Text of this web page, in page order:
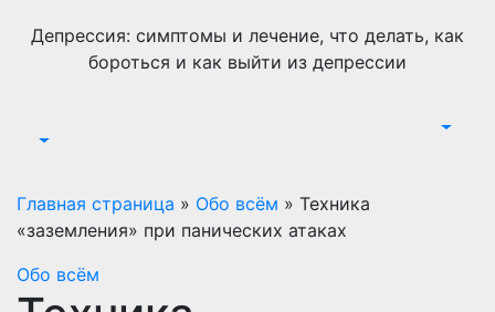
Депрессия: симптомы и лечение, что делать, как
бороться и как выйти из депрессии
Главная страница » Обо всём » Техника
«заземления» при панических атаках
Обо всём